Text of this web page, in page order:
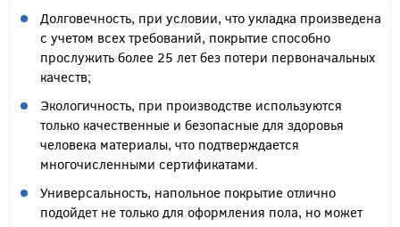
Долговечность, при условии, что укладка произведена
с учетом всех требований, покрытие способно
прослужить более 25 лет без потери первоначальных
качеств;
Экологичность, при производстве используются
только качественные и безопасные для здоровья
человека материалы, что подтверждается
многочисленными сертификатами.
Универсальность, напольное покрытие отлично
подойдет не только для оформления пола, но может